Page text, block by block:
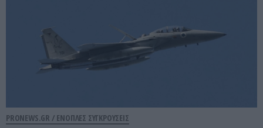
PRONEWS.GR / ΕΝΟΠΛΕΣ ΣΥΓΚΡΟΥΣΕΙΣ